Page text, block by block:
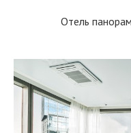
Отель